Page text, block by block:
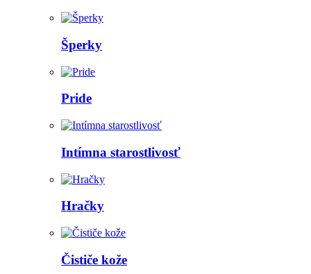
Šperky
Pride
Intímna starostlivosť
Hračky
Čističe kože